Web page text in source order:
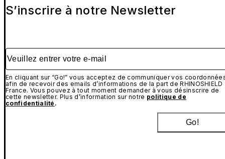
S’inscrire à notre Newsletter
Veuillez entrer votre e-mail
En cliquant sur “Go!” vous acceptez de communiquer vos
afin de recevoir des emails d’informations de la part de RHINOSHIELD
France. Vous pouvez à tout moment demander à vous désinscrire de
cette newsletter. Plus d’information sur notre politique de
confidentialité .
Go!